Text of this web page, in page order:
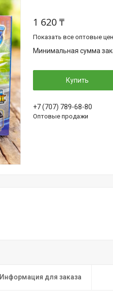
1 620 ₸
Показать все оптовые
Минимальная сумма
Купить
+7 (707) 789-68-80
Оптовые продажи
Информация для заказа